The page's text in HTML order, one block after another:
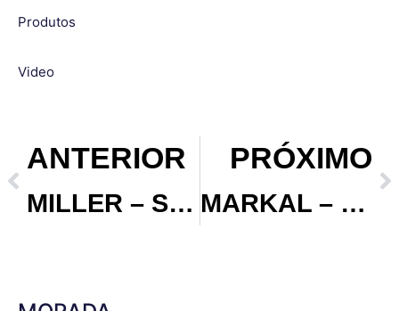
Produtos
Bomba manual
massa
Bomba rotativa
bidon
Video
ANTERIOR
MILLER – Soluções de Soldadura Profissional
PRÓXIMO
MARKAL – Referência em Marcação Industrial Profissional